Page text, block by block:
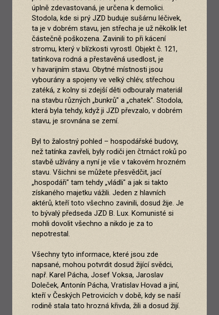
úplně zdevastovaná, je určena k demolici.
Stodola, kde si prý JZD buduje sušárnu léčivek,
ta je v dobrém stavu, jen střecha je už několik let
částečně poškozena. Zavinili to při kácení
stromu, který v blízkosti vyrostl. Objekt č. 121,
tatínkova rodná a přestavěná usedlost, je
v havarijním stavu. Obytné místnosti jsou
vybourány a spojeny ve velký chlév, střechou
zatéká, z kolny si zdejší děti odbouraly materiál
na stavbu různých „bunkrů" a „chatek". Stodola,
která byla tehdy, když ji JZD převzalo, v dobrém
stavu, je srovnána se zemí.
Byl to žalostný pohled – hospodářské budovy,
než tatínka zavřeli, byly rodiči jen čtrnáct roků po
stavbě užívány a nyní je vše v takovém hrozném
stavu. Všichni se můžete přesvědčit, jací
„hospodáři" tam tehdy „vládli" a jak si takto
získaného majetku vážili. Jeden z hlavních
aktérů, kteří toto všechno zavinili, dosud žije. Je
to bývalý předseda JZD B. Lux. Komunisté si
mohli dovolit všechno a nikdo je za to
nepotrestal.
Všechny tyto informace, které jsou zde
napsané, mohou potvrdit dosud žijící svědci,
např. Karel Pácha, Josef Voksa, Jaroslav
Doleček, Antonín Pácha, Vratislav Hovad a jiní,
kteří v Českých Petrovicích v době, kdy se naší
rodině stala tato hrozná křivda, žili a dosud žijí.